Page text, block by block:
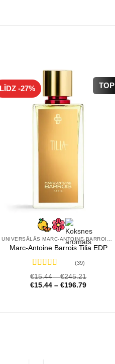
TOP
LĪDZ -27%
Marc-Antoine Barrois Tilia EDP
Novērtēts
ar4.72 no 5
(39)
€15.44–€245.21
€15.44 –€196.79